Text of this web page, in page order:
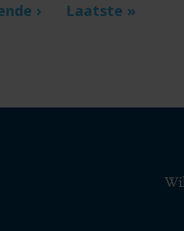
›
Laatste
Laatste »